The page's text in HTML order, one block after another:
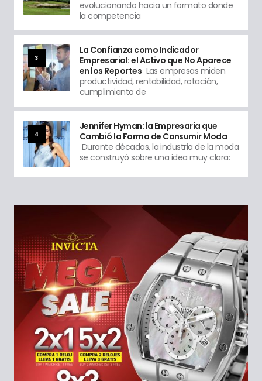
evolucionando hacia un formato donde
la competencia
3
La Confianza como Indicador
Empresarial: el Activo que No Aparece
en los Reportes Las empresas miden
productividad, rentabilidad, rotación,
cumplimiento de
4
Jennifer Hyman: la Empresaria que
Cambió la Forma de Consumir Moda
Durante décadas, la industria de la moda
se construyó sobre una idea muy clara: